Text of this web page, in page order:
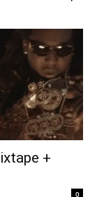
+
0